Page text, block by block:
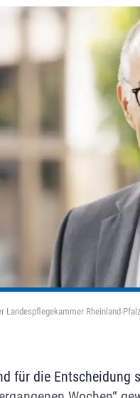
Landespflegekammer Rheinland-
für die Entscheidung